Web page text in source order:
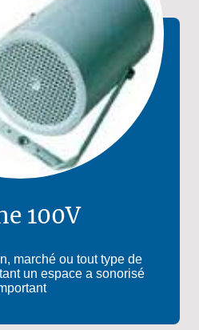
100V
marché ou tout type de
un espace a sonorisé